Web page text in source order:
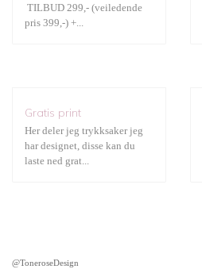
TILBUD 299,- (veiledende
pris 399,-) +...
Gratis print
Her deler jeg trykksaker jeg
har designet, disse kan du
laste ned grat...
@ToneroseDesign